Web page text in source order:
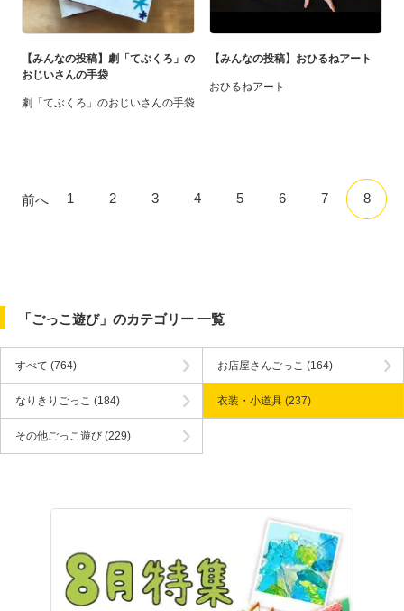
【みんなの投稿】劇「てぶくろ」の
おじいさんの手袋
劇「てぶくろ」のおじいさんの手袋
【みんなの投稿】おひるねアート
おひるねアート
前へ 1 2 3 4 5 6 7 8
「ごっこ遊び」のカテゴリー 一覧
すべて (764) お店屋さんごっこ (164)
なりきりごっこ (184) 衣装・小道具(237)
その他ごっこ遊び (229)